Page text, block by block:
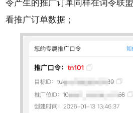
令产生的推广订单同样在词令联
看推广订单数据；